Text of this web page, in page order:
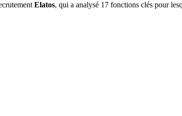
Elatos, qui a analysé 17 fonctions clés pour